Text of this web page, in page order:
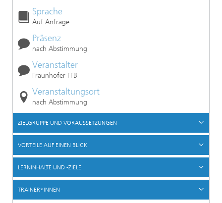
Sprache
Auf Anfrage
Präsenz
nach Abstimmung
Veranstalter
Fraunhofer FFB
Veranstaltungsort
nach Abstimmung
ZIELGRUPPE UND VORAUSSETZUNGEN
VORTEILE AUF EINEN BLICK
LERNINHALTE UND -ZIELE
TRAINER*INNEN